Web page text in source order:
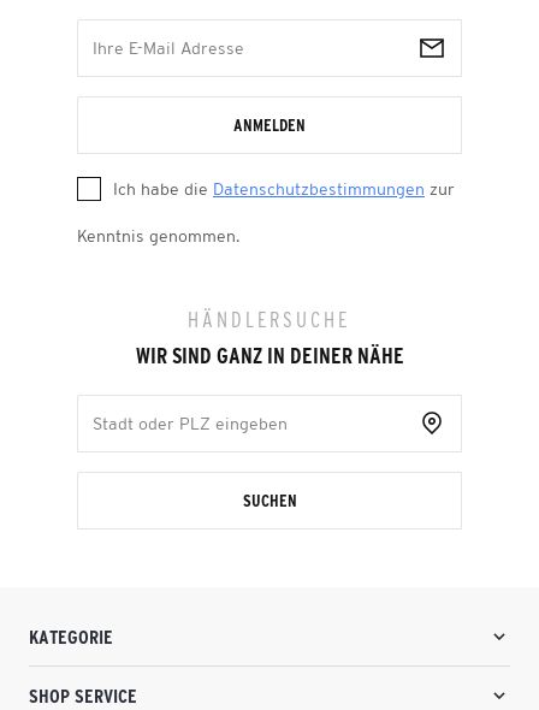
ANMELDEN
Ich habe die Datenschutzbestimmungen zur
Kenntnis genommen.
HÄNDLERSUCHE
WIR SIND GANZ IN DEINER NÄHE
SUCHEN
KATEGORIE
SHOP SERVICE